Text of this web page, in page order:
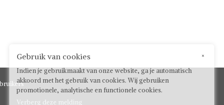
×
Gebruik van cookies
Indien je gebruikmaakt van onze website, ga je automatisch
akkoord met het gebruik van cookies. Wij gebruiken
promotionele, analytische en functionele cookies.
Verberg deze melding